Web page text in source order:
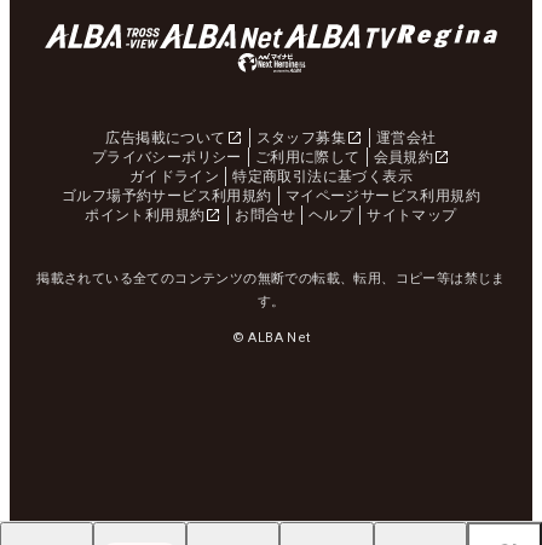
広告掲載について スタッフ募集
運営会社
プライバシーポリシー
ご利用に際して
会員規約
ガイドライン
特定商取引法に基づく表示
ゴルフ場予約サービス利用規約
マイページサービス利用規約
ポイント利用規約
お問合せ ヘルプ サイトマップ
掲載されている全てのコンテンツの無断での転載、転用、コピー等は禁じま
す。
© ALBA Net